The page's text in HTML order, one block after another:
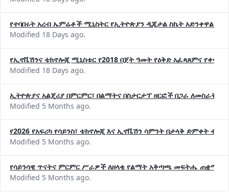
የተባበሩት አረብ ኤምሬቶች ሚኒስትር የኢትዮጵያን ዲጂታል ስኬት አድንቀዋል
Modified 18 Days ago.
የኢኖቬሽንና ቴክኖሎጂ ሚኒስቴር የ2018 በጀት ዓመት የዕቅድ አፈጻጸምና
Modified 18 Days ago.
ኢትዮጵያና አልጄሪያ በምርምር፣ በልማትና በስታርታፕ ዘርፎች በጋራ ለመስራት
Modified 5 Months ago.
የ2026 የአፍሪካ የሳይንስ፣ ቴክኖሎጂ እና ኢኖቬሽን ሳምንት በታላቅ ድምቀት
Modified 5 Months ago.
የሳይንሳዊ ጥናትና ምርምር ሥራዎች ለዘላቂ የልማት አቅጣጫ መፍትሔ ጠቋሚ
Modified 5 Months ago.